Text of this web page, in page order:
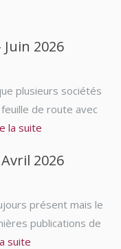
2026
plusieurs sociétés
de route avec
la suite
2026
présent mais le
publications de
suite